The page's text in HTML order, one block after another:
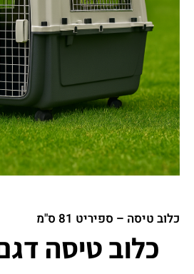
כלוב טיסה – ספיריט 81 ס"מ
כלוב טיסה